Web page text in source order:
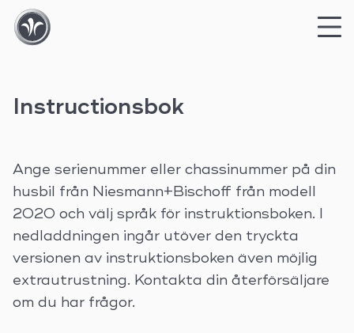
content
Instructionsbok
Ange serienummer eller chassinummer på din
husbil från Niesmann+Bischoff från modell
2020 och välj språk för instruktionsboken. I
nedladdningen ingår utöver den tryckta
versionen av instruktionsboken även möjlig
extrautrustning. Kontakta din återförsäljare
om du har frågor.